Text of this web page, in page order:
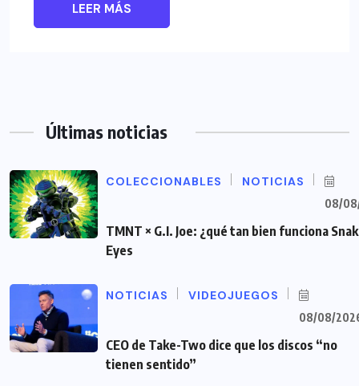
LEER MÁS
Últimas noticias
COLECCIONABLES NOTICIAS
08/
TMNT × G.I. Joe: ¿qué tan bien funciona
Eyes
NOTICIAS VIDEOJUEGOS
08/08/
CEO de Take-Two dice que los discos “no
tienen sentido”